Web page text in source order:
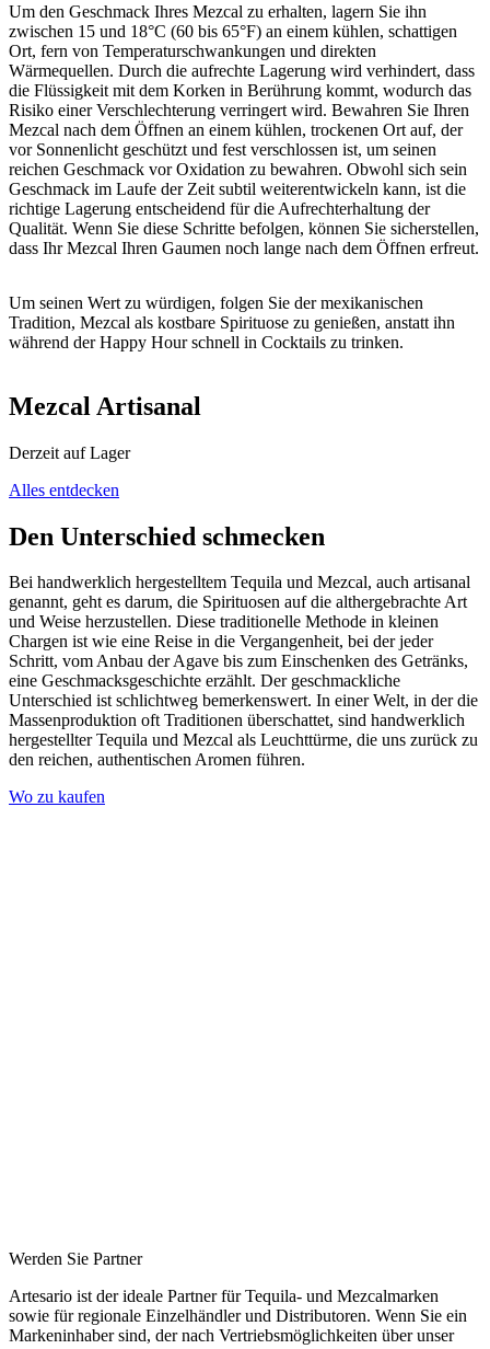
Um den Geschmack Ihres Mezcal zu erhalten, lagern Sie ihn
zwischen 15 und 18°C (60 bis 65°F) an einem kühlen, schattigen
Ort, fern von Temperaturschwankungen und direkten
Wärmequellen. Durch die aufrechte Lagerung wird verhindert, dass
die Flüssigkeit mit dem Korken in Berührung kommt, wodurch das
Risiko einer Verschlechterung verringert wird. Bewahren Sie Ihren
Mezcal nach dem Öffnen an einem kühlen, trockenen Ort auf, der
vor Sonnenlicht geschützt und fest verschlossen ist, um seinen
reichen Geschmack vor Oxidation zu bewahren. Obwohl sich sein
Geschmack im Laufe der Zeit subtil weiterentwickeln kann, ist die
richtige Lagerung entscheidend für die Aufrechterhaltung der
Qualität. Wenn Sie diese Schritte befolgen, können Sie sicherstellen,
dass Ihr Mezcal Ihren Gaumen noch lange nach dem Öffnen erfreut.
Um seinen Wert zu würdigen, folgen Sie der mexikanischen
Tradition, Mezcal als kostbare Spirituose zu genießen, anstatt ihn
während der Happy Hour schnell in Cocktails zu trinken.
Mezcal Artisanal
Derzeit auf Lager
Alles entdecken
Den Unterschied schmecken
Bei handwerklich hergestelltem Tequila und Mezcal, auch artisanal
genannt, geht es darum, die Spirituosen auf die althergebrachte Art
und Weise herzustellen. Diese traditionelle Methode in kleinen
Chargen ist wie eine Reise in die Vergangenheit, bei der jeder
Schritt, vom Anbau der Agave bis zum Einschenken des Getränks,
eine Geschmacksgeschichte erzählt. Der geschmackliche
Unterschied ist schlichtweg bemerkenswert. In einer Welt, in der die
Massenproduktion oft Traditionen überschattet, sind handwerklich
hergestellter Tequila und Mezcal als Leuchttürme, die uns zurück zu
den reichen, authentischen Aromen führen.
Wo zu kaufen
Werden Sie Partner
Artesario ist der ideale Partner für Tequila- und Mezcalmarken
sowie für regionale Einzelhändler und Distributoren. Wenn Sie ein
Markeninhaber sind, der nach Vertriebsmöglichkeiten über unser